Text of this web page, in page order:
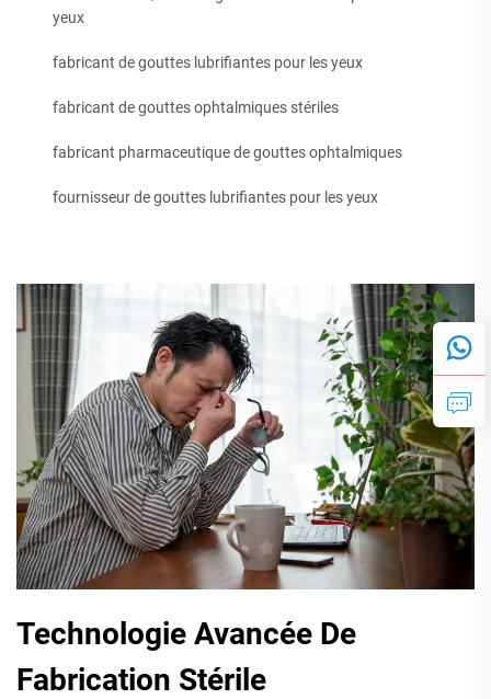
yeux
fabricant de gouttes lubrifiantes pour les yeux
fabricant de gouttes ophtalmiques stériles
fabricant pharmaceutique de gouttes ophtalmiques
fournisseur de gouttes lubrifiantes pour les yeux
Technologie Avancée De
Fabrication Stérile